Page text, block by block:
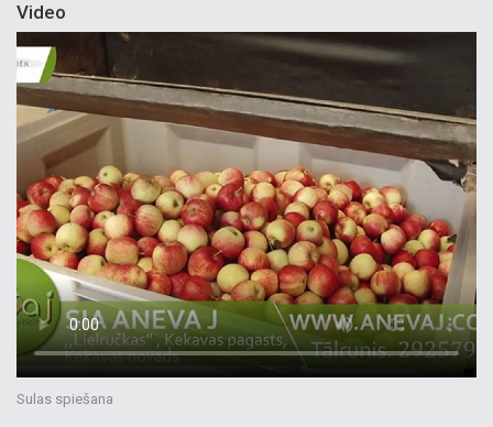
Video
Sulas spiešana